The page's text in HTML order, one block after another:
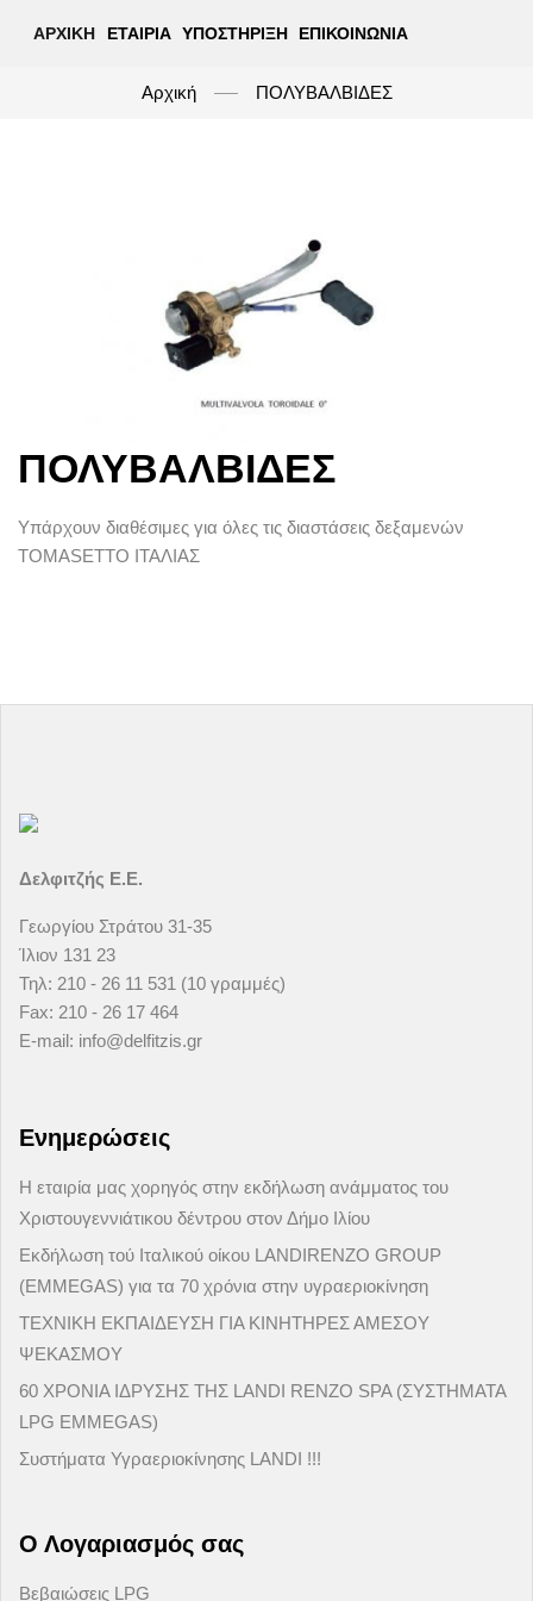
ΑΡΧΙΚΉ ΕΤΑΙΡΊΑ ΥΠΟΣΤΉΡΙΞΗ ΕΠΙΚΟΙΝΩΝΊΑ
Αρχική ΠΟΛΥΒΑΛΒΙΔΕΣ
ΠΟΛΥΒΑΛΒΙΔΕΣ
Υπάρχουν διαθέσιμες για όλες τις διαστάσεις δεξαμενών
TOMASETTO ΙΤΑΛΙΑΣ
Δελφιτζής Ε.Ε.
Γεωργίου Στράτου 31-35
Ίλιον 131 23
Τηλ: 210 - 26 11 531 (10 γραμμές)
Fax: 210 - 26 17 464
E-mail: info@delfitzis.gr
Ενημερώσεις
H εταιρία μας χορηγός στην εκδήλωση ανάμματος του
Χριστουγεννιάτικου δέντρου στον Δήμο Ιλίου
Εκδήλωση τού Ιταλικού οίκου LANDIRENZO GROUP
(EMMEGAS) για τα 70 χρόνια στην υγραεριοκίνηση
ΤΕΧΝΙΚΗ ΕΚΠΑΙΔΕΥΣΗ ΓΙΑ ΚΙΝΗΤΗΡΕΣ ΑΜΕΣΟΥ
ΨΕΚΑΣΜΟΥ
60 ΧΡΟΝΙΑ ΙΔΡΥΣΗΣ ΤΗΣ LANDI RENZO SPA (ΣΥΣΤΗΜΑΤΑ
LPG EMMEGAS)
Συστήματα Υγραεριοκίνησης LANDI !!!
Ο Λογαριασμός σας
Βεβαιώσεις LPG